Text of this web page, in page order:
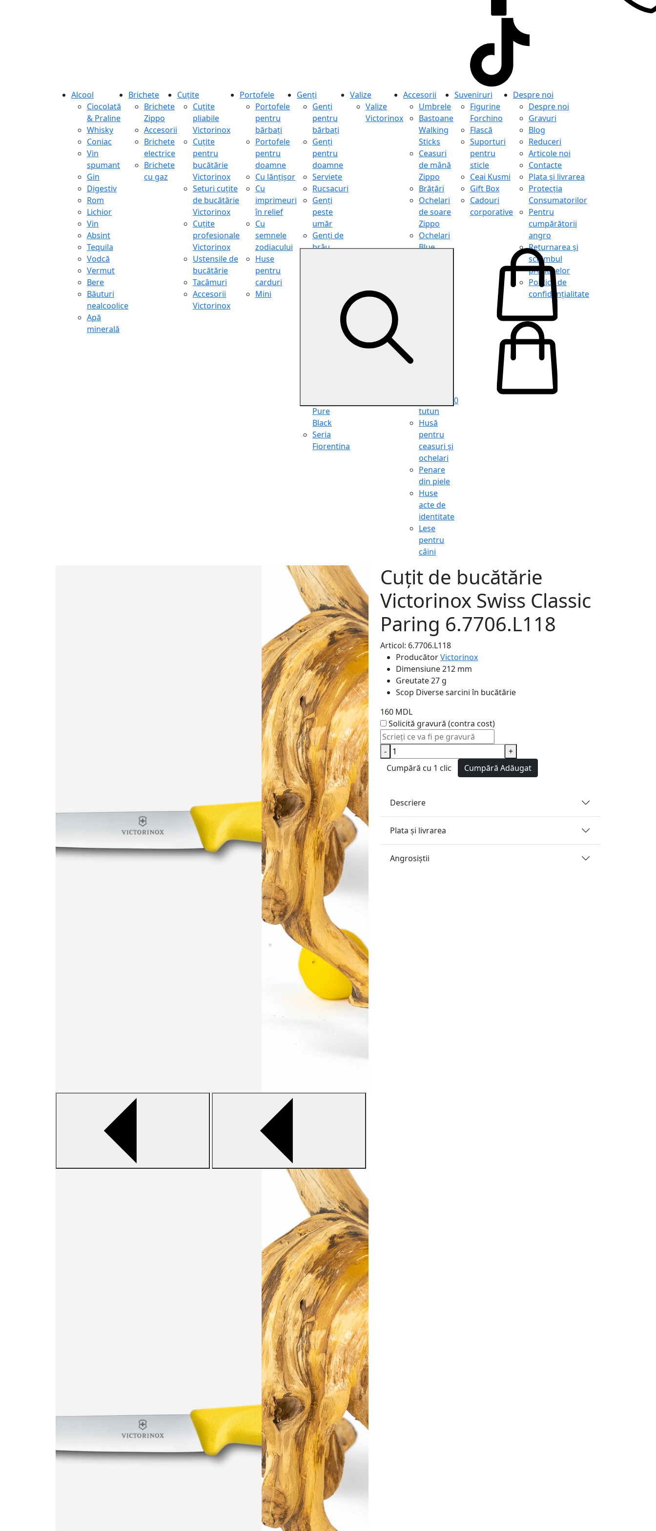
Alcool
Ciocolată
& Praline
Whisky
Coniac
Vin
spumant
Gin
Digestiv
Rom
Lichior
Vin
Absint
Tequila
Vodcă
Vermut
Bere
Băuturi
nealcoolice
Apă
minerală
Brichete
Brichete
Zippo
Accesorii
Brichete
electrice
Brichete
cu gaz
Cuțite
Cuțite
pliabile
Victorinox
Cuțite
pentru
bucătărie
Victorinox
Seturi cuțite
de bucătărie
Victorinox
Cuțite
profesionale
Victorinox
Ustensile de
bucătărie
Tacâmuri
Accesorii
Victorinox
Portofele
Portofele
pentru
bărbați
Portofele
pentru
doamne
Cu lănțișor
Cu
imprimeuri
în relief
Cu
semnele
zodiacului
Huse
pentru
carduri
Mini
Genți
Genți
pentru
bărbați
Genți
pentru
doamne
Serviete
Rucsacuri
Genți
peste
umăr
Genți de
brâu
cosmetice
Pure
Black
Seria
Fiorentina
Valize
Valize
Victorinox
Accesorii
Umbrele
Bastoane
Walking
Sticks
Ceasuri
de mână
Zippo
Brățări
Ochelari
de soare
Zippo
Ochelari
Blue
tutun
Husă
pentru
ceasuri și
ochelari
Penare
din piele
Huse
acte de
identitate
Lese
pentru
câini
Suveniruri
Figurine
Forchino
Flască
Suporturi
pentru
sticle
Ceai Kusmi
Gift Box
Cadouri
corporative
Despre noi
Despre noi
Gravuri
Blog
Reduceri
Articole noi
Contacte
Plata și livrarea
Protecţia
Consumatorilor
Pentru
cumpărătorii
angro
Returnarea și
schimbul
produselor
Politica de
confidențialitate
0
Cuțit de bucătărie
Victorinox Swiss Classic
Paring 6.7706.L118
Articol: 6.7706.L118
ProducătorVictorinox
Dimensiune212 mm
Greutate27 g
Scop Diverse sarcini în bucătărie
160 MDL
Solicită gravură (contra cost)
-
+
Cumpără cu 1 clic
Cumpără Adăugat
Descriere
Plata și livrarea
Angrosiştii